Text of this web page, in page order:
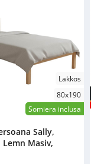
Lakkos
80x190
Somiera inclusa
Sally,
Masiv,